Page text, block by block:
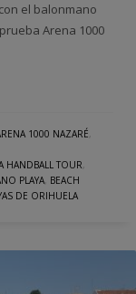
el balonmano
Arena 1000
1000 NAZARÉ,
HANDBALL TOUR,
PLAYA, BEACH
DE ORIHUELA